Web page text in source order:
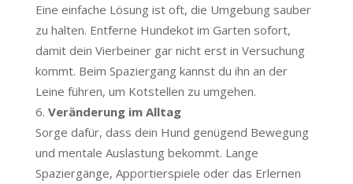
Eine einfache Lösung ist oft, die Umgebung sauber
zu halten. Entferne Hundekot im Garten sofort,
damit dein Vierbeiner gar nicht erst in Versuchung
kommt. Beim Spaziergang kannst du ihn an der
Leine führen, um Kotstellen zu umgehen.
Veränderung im Alltag
Sorge dafür, dass dein Hund genügend Bewegung
und mentale Auslastung bekommt. Lange
Spaziergänge, Apportierspiele oder das Erlernen